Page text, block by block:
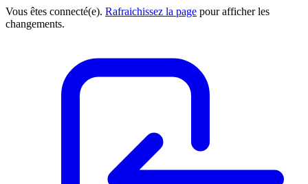
Vous êtes connecté(e). Rafraichissez la page pour afficher les
changements.